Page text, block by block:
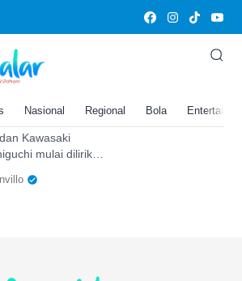
Nasional Regional Bola
Bek
Segera
nih Gajinya
Kawasaki
mulai dilirik
Permainan
2022.